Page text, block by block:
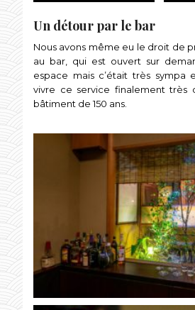
Un détour par le bar
Nous avons même eu le droit de
au bar, qui est ouvert sur
espace mais c’était très sympa
vivre ce service finalement très
bâtiment de 150 ans.